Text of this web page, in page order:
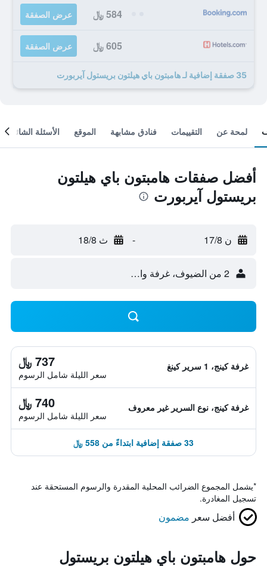
584 ﷼ عرض الصفقة
605 ﷼ عرض الصفقة
35 صفقة إضافية لـ هامبتون باي هيلتون بريستول آيربورت
لمحة عن التقييمات فنادق مشابهة الموقع الأسئلة الشائعة
أفضل صفقات هامبتون باي هيلتون
بريستول آيربورت
ن 17/8 - ث 18/8
2 من الضيوف، غرفة واحدة
غرفة كينج، 1 سرير كينغ 737 ﷼
سعر الليلة شامل الرسوم
غرفة كينج، نوع السرير غير معروف 740 ﷼
سعر الليلة شامل الرسوم
33 صفقة إضافية ابتداءً من 558 ﷼
*يشمل المجموع الضرائب المحلية المقدرة والرسوم المستحقة عند
تسجيل المغادرة.
أفضل سعر مضمون
حول هامبتون باي هيلتون بريستول